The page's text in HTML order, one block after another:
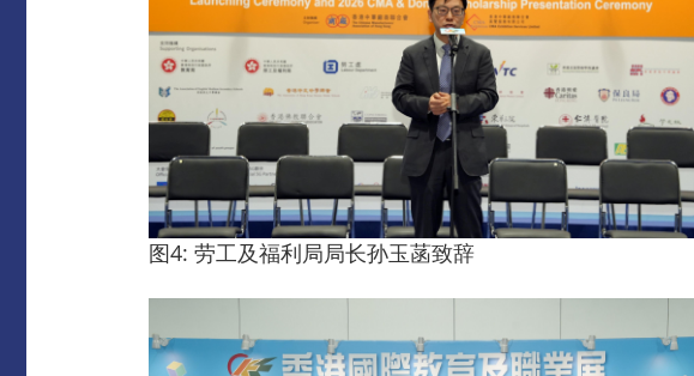
图4: 劳工及福利局局长孙玉菡致辞